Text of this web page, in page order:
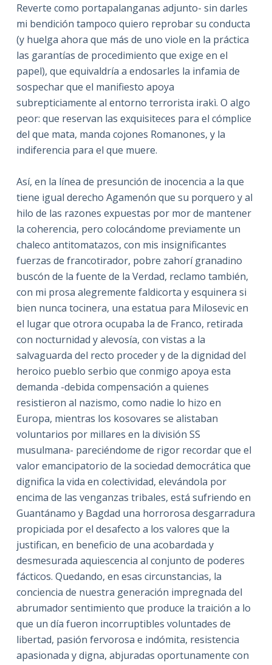
Reverte como portapalanganas adjunto- sin darles
mi bendición tampoco quiero reprobar su conducta
(y huelga ahora que más de uno viole en la práctica
las garantías de procedimiento que exige en el
papel), que equivaldría a endosarles la infamia de
sospechar que el manifiesto apoya
subrepticiamente al entorno terrorista irakì. O algo
peor: que reservan las exquisiteces para el cómplice
del que mata, manda cojones Romanones, y la
indiferencia para el que muere.
Así, en la línea de presunción de inocencia a la que
tiene igual derecho Agamenón que su porquero y al
hilo de las razones expuestas por mor de mantener
la coherencia, pero colocándome previamente un
chaleco antitomatazos, con mis insignificantes
fuerzas de francotirador, pobre zahorí granadino
buscón de la fuente de la Verdad, reclamo también,
con mi prosa alegremente faldicorta y esquinera si
bien nunca tocinera, una estatua para Milosevic en
el lugar que otrora ocupaba la de Franco, retirada
con nocturnidad y alevosía, con vistas a la
salvaguarda del recto proceder y de la dignidad del
heroico pueblo serbio que conmigo apoya esta
demanda -debida compensación a quienes
resistieron al nazismo, como nadie lo hizo en
Europa, mientras los kosovares se alistaban
voluntarios por millares en la división SS
musulmana- pareciéndome de rigor recordar que el
valor emancipatorio de la sociedad democrática que
dignifica la vida en colectividad, elevándola por
encima de las venganzas tribales, está sufriendo en
Guantánamo y Bagdad una horrorosa desgarradura
propiciada por el desafecto a los valores que la
justifican, en beneficio de una acobardada y
desmesurada aquiescencia al conjunto de poderes
fácticos. Quedando, en esas circunstancias, la
conciencia de nuestra generación impregnada del
abrumador sentimiento que produce la traición a lo
que un día fueron incorruptibles voluntades de
libertad, pasión fervorosa e indómita, resistencia
apasionada y digna, abjuradas oportunamente con